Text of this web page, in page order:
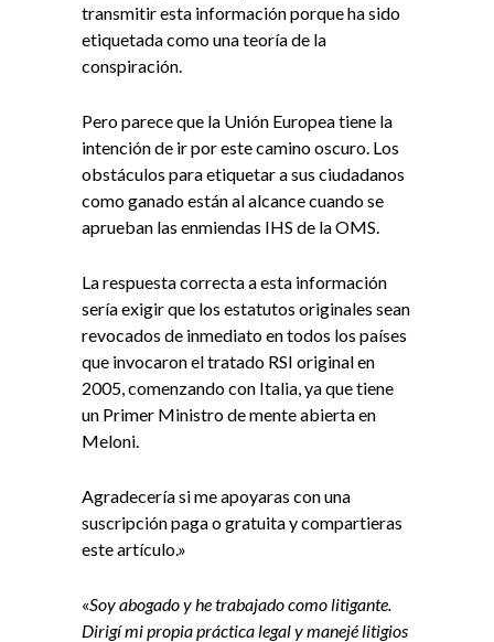
transmitir esta información porque ha sido
etiquetada como una teoría de la
conspiración.
Pero parece que la Unión Europea tiene la
intención de ir por este camino oscuro. Los
obstáculos para etiquetar a sus ciudadanos
como ganado están al alcance cuando se
aprueban las enmiendas IHS de la OMS.
La respuesta correcta a esta información
sería exigir que los estatutos originales sean
revocados de inmediato en todos los países
que invocaron el tratado RSI original en
2005, comenzando con Italia, ya que tiene
un Primer Ministro de mente abierta en
Meloni.
Agradecería si me apoyaras con una
suscripción paga o gratuita y compartieras
este artículo.»
«Soy abogado y he trabajado como litigante.
Dirigí mi propia práctica legal y manejé litigios